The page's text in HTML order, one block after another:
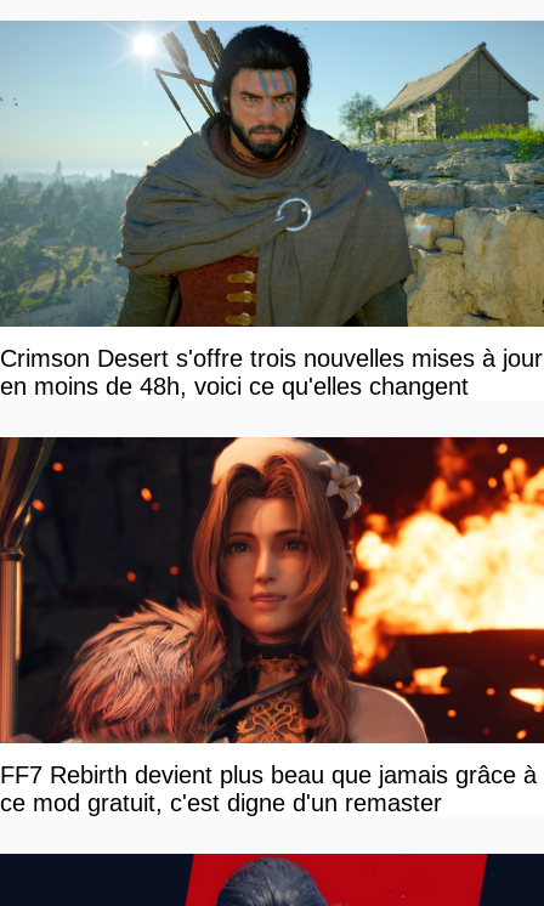
Crimson Desert s'offre trois nouvelles mises à jour
en moins de 48h, voici ce qu'elles changent
FF7 Rebirth devient plus beau que jamais grâce à
ce mod gratuit, c'est digne d'un remaster